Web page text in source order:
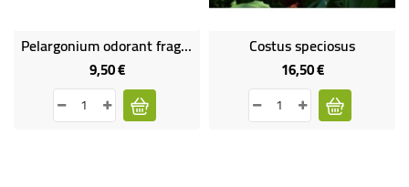
Pelargonium odorant fragans
9,50 €Prix
Costus speciosus
16,50 €Prix